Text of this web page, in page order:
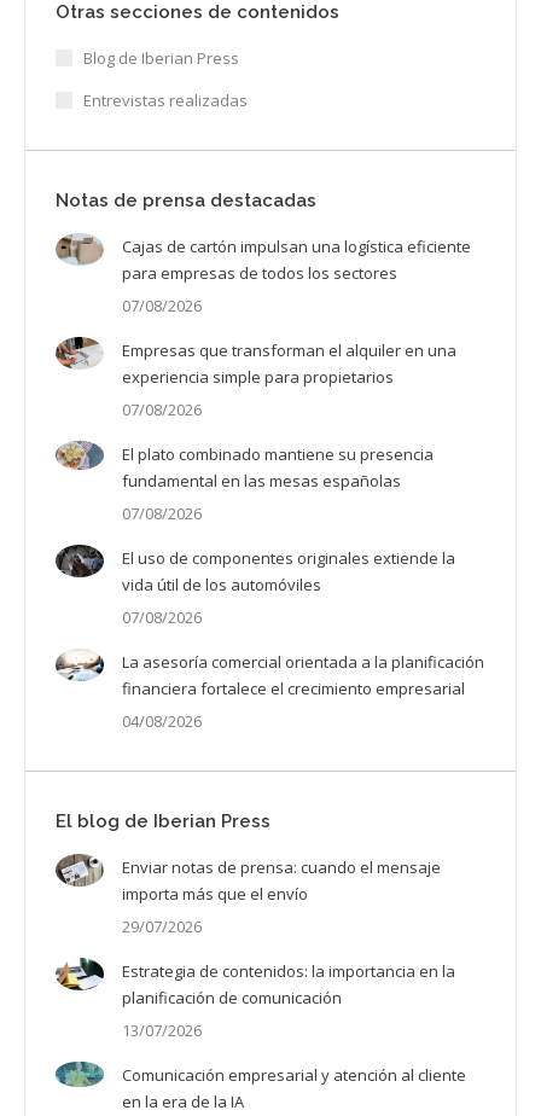
Otras secciones de contenidos
Blog de Iberian Press
Entrevistas realizadas
Notas de prensa destacadas
Cajas de cartón impulsan una logística eficiente
para empresas de todos los sectores
07/08/2026
Empresas que transforman el alquiler en una
experiencia simple para propietarios
07/08/2026
El plato combinado mantiene su presencia
fundamental en las mesas españolas
07/08/2026
El uso de componentes originales extiende la
vida útil de los automóviles
07/08/2026
La asesoría comercial orientada a la planificación
financiera fortalece el crecimiento empresarial
04/08/2026
El blog de Iberian Press
Enviar notas de prensa: cuando el mensaje
importa más que el envío
29/07/2026
Estrategia de contenidos: la importancia en la
planificación de comunicación
13/07/2026
Comunicación empresarial y atención al cliente
en la era de la IA